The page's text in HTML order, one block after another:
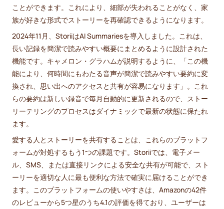
ことができます。これにより、細部が失われることがなく、家
族が好きな形式でストーリーを再確認できるようになります。
2024年11月、StoriiはAI Summariesを導入しました。これは、
長い記録を簡潔で読みやすい概要にまとめるように設計された
機能です。キャメロン・グラハムが説明するように、「この機
能により、何時間にもわたる音声が簡潔で読みやすい要約に変
換され、思い出へのアクセスと共有が容易になります」。これ
らの要約は新しい録音で毎月自動的に更新されるので、ストー
リーテリングのプロセスはダイナミックで最新の状態に保たれ
ます。
愛する人とストーリーを共有することは、これらのプラットフ
ォームが対処するもう1つの課題です。Storiiでは、電子メー
ル、SMS、または直接リンクによる安全な共有が可能で、スト
ーリーを適切な人に最も便利な方法で確実に届けることができ
ます。このプラットフォームの使いやすさは、Amazonの42件
のレビューから5つ星のうち4.1の評価を得ており、ユーザーは